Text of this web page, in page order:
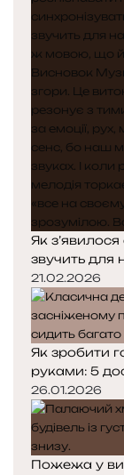
Як
звучить для
21.02.2026
Як зробити
руками: 5
26.01.2026
Пожежа у